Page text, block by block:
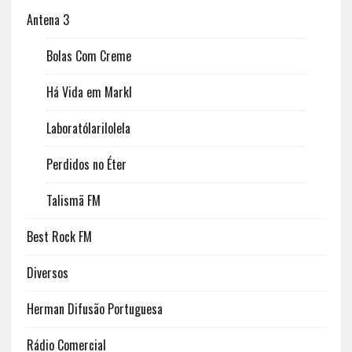
Antena 3
Bolas Com Creme
Há Vida em Markl
Laboratólarilolela
Perdidos no Éter
Talismã FM
Best Rock FM
Diversos
Herman Difusão Portuguesa
Rádio Comercial